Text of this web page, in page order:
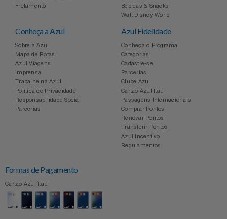
Fretamento
Bebidas & Snacks
Walt Disney World
Conheça a Azul
Sobre a Azul
Mapa de Rotas
Azul Viagens
Imprensa
Trabalhe na Azul
Política de Privacidade
Responsabilidade Social
Parcerias
Azul Fidelidade
Conheça o Programa
Categorias
Cadastre-se
Parcerias
Clube Azul
Cartão Azul Itaú
Passagens Internacionais
Comprar Pontos
Renovar Pontos
Transferir Pontos
Azul Incentivo
Regulamentos
Formas de Pagamento
Cartão Azul Itaú